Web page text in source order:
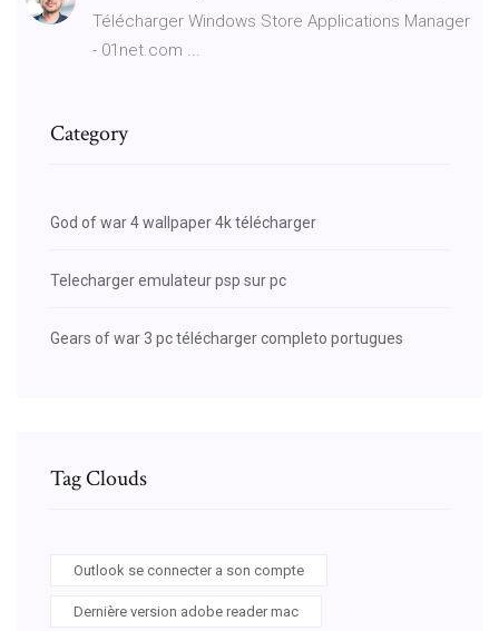
Télécharger Windows Store Applications Manager
- 01net.com ...
Category
God of war 4 wallpaper 4k télécharger
Telecharger emulateur psp sur pc
Gears of war 3 pc télécharger completo portugues
Tag Clouds
Outlook se connecter a son compte
Dernière version adobe reader mac